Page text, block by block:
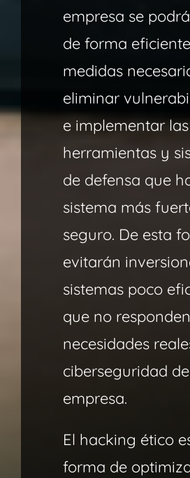
empresa se
de forma
medidas
eliminar
e implementar las
herramientas y
de defensa que
sistema más
seguro. De esta
evitarán
sistemas poco
que no
necesidades
ciberseguridad
empresa.
El hacking ético
forma de